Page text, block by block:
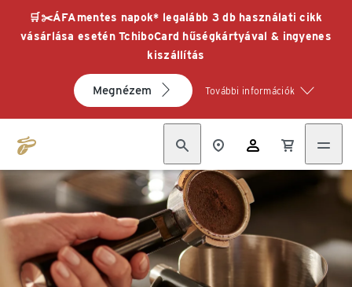
🛒✂️ÁFAmentes napok* legalább 3 db használati cikk
vásárlása esetén TchiboCard hűségkártyával & ingyenes
kiszállítás
Megnézem További információk